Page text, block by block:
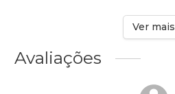
Ver mais
Avaliações